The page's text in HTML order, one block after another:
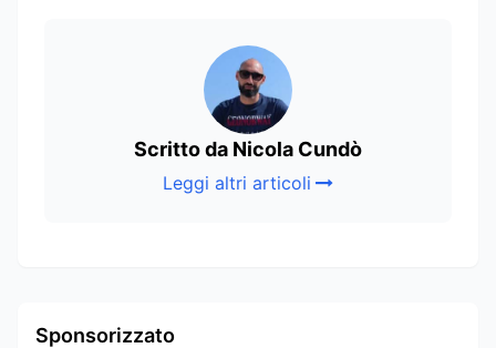
Scritto da Nicola Cundò
Leggi altri articoli
Sponsorizzato